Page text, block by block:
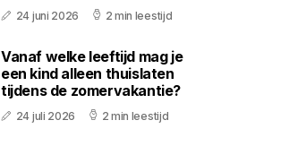
24 juni 2026 2 min leestijd
Vanaf welke leeftijd mag je
een kind alleen thuislaten
tijdens de zomervakantie?
24 juli 2026 2 min leestijd